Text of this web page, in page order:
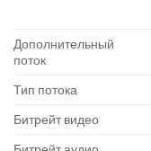
Дополнительный
поток
Тип потока
Битрейт видео